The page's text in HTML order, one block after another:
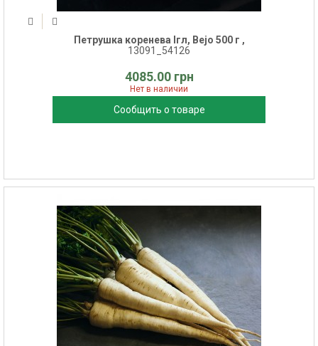
Петрушка коренева Ігл, Bejo 500 г ,
13091_54126
4085.00 грн
Нет в наличии
Сообщить о товаре